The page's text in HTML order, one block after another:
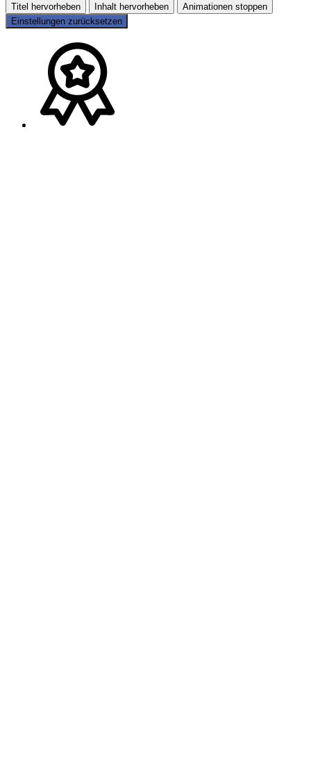
Titel hervorheben Inhalt hervorheben
Animationen stoppen
Einstellungen zurücksetzen